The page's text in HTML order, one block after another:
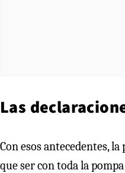
Las
Con esos antecedentes,
que ser con toda la